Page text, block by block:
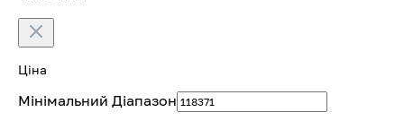
Ціна
Мінімальний Діапазон